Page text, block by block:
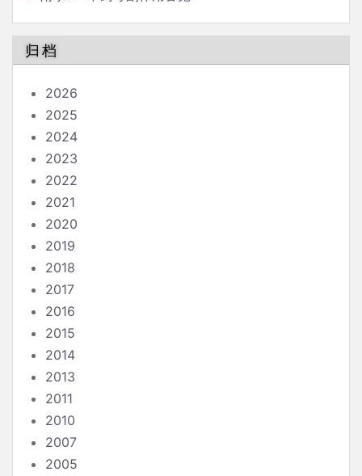
归档
2026
2025
2024
2023
2022
2021
2020
2019
2018
2017
2016
2015
2014
2013
2011
2010
2007
2005